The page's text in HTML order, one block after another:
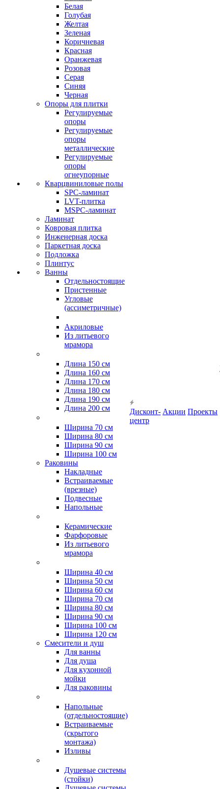
Белая
Голубая
Желтая
Зеленая
Коричневая
Красная
Оранжевая
Розовая
Серая
Синяя
Черная
Опоры для плитки
Регулируемые
опоры
Регулируемые
опоры
металлические
Регулируемые
опоры
огнеупорные
Кварцвиниловые полы
SPC-ламинат
LVT-плитка
MSPC-ламинат
Ламинат
Ковровая плитка
Инженерная доска
Паркетная доска
Подложка
Плинтус
Ванны
Отдельностоящие
Пристенные
Угловые
(ассиметричные)
Акриловые
Из литьевого
мрамора
Длина 150 см
Длина 160 см
Длина 170 см
Длина 180 см
Длина 190 см
Длина 200 см
Ширина 70 см
Ширина 80 см
Ширина 90 см
Ширина 100 см
Раковины
Накладные
Встраиваемые
(врезные)
Подвесные
Напольные
Керамические
Фарфоровые
Из литьевого
мрамора
Ширина 40 см
Ширина 50 см
Ширина 60 см
Ширина 70 см
Ширина 80 см
Ширина 90 см
Ширина 100 см
Ширина 120 см
Смесители и душ
Для ванны
Для душа
Для кухонной
мойки
Для раковины
Напольные
(отдельностоящие)
Встраиваемые
(скрытого
монтажа)
Изливы
Душевые системы
(стойки)
Дисконт-
центр
Акции Проекты